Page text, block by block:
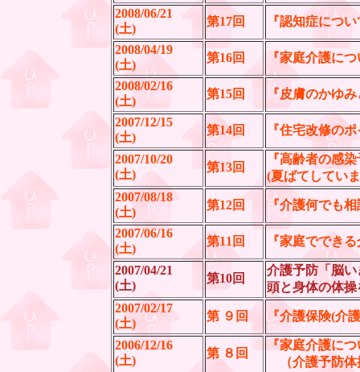
2008/06/21
(土)
第17回 『認知症につ
2008/04/19
(土)
第16回 『家庭介護に
2008/02/16
(土)
第15回 『皮膚のかゆ
2007/12/15
(土)
第14回 『住宅改修の
2007/10/20
(土)
第13回
『高齢者の感
(夏ばてしてい
2007/08/18
(土)
第12回 『介護何でも
2007/06/16
(土)
第11回 『家庭ででき
2007/04/21
(土)
第10回
介護予防「脳
頭と身体の体
2007/02/17
(土)
第 ９回 『介護保険(介
2006/12/16
(土)
第 ８回
『家庭介護に
（介護予防体